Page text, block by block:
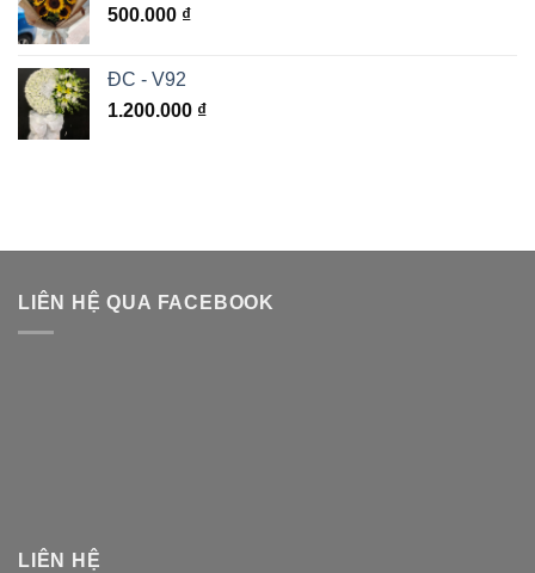
500.000 ₫
ĐC - V92
1.200.000 ₫
LIÊN HỆ QUA FACEBOOK
LIÊN HỆ